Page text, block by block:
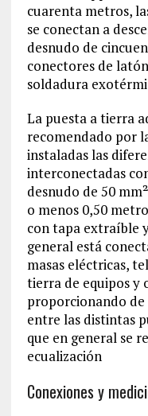
cuarenta metros,
se conectan a
desnudo de
conectores de
soldadura
La puesta a tierra
recomendado por
instaladas las
interconectadas
desnudo de 50
o menos 0,50
con tapa extraíble
general está
masas eléctricas,
tierra de equipos y
proporcionando de
entre las distintas
que en general se
ecualización
Conexiones y